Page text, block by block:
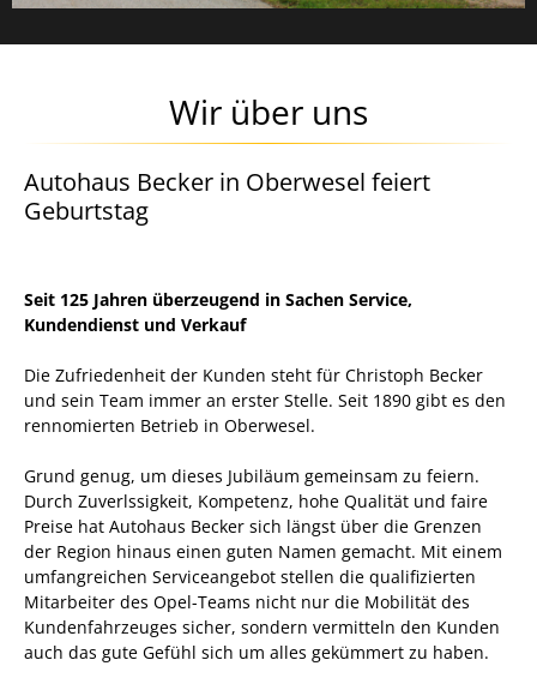
Wir über uns
Autohaus Becker in Oberwesel feiert
Geburtstag
Seit 125 Jahren überzeugend in Sachen Service,
Kundendienst und Verkauf
Die Zufriedenheit der Kunden steht für Christoph Becker
und sein Team immer an erster Stelle. Seit 1890 gibt es den
rennomierten Betrieb in Oberwesel.
Grund genug, um dieses Jubiläum gemeinsam zu feiern.
Durch Zuverlssigkeit, Kompetenz, hohe Qualität und faire
Preise hat Autohaus Becker sich längst über die Grenzen
der Region hinaus einen guten Namen gemacht. Mit einem
umfangreichen Serviceangebot stellen die qualifizierten
Mitarbeiter des Opel-Teams nicht nur die Mobilität des
Kundenfahrzeuges sicher, sondern vermitteln den Kunden
auch das gute Gefühl sich um alles gekümmert zu haben.